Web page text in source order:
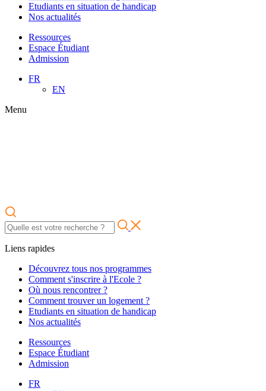
Etudiants en situation de handicap
Nos actualités
Ressources
Espace Étudiant
Admission
FR
EN
Menu
Liens rapides
Découvrez tous nos programmes
Comment s'inscrire à l'Ecole ?
Où nous rencontrer ?
Comment trouver un logement ?
Etudiants en situation de handicap
Nos actualités
Ressources
Espace Étudiant
Admission
FR